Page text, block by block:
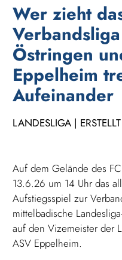
Wer zieht
Östringen
Eppelheim
Aufeinander
LANDESLIGA |
Auf dem Gelände des
13.6.26 um 14 Uhr das
Aufstiegsspiel zur
mittelbadische
auf den Vizemeister der
ASV Eppelheim.